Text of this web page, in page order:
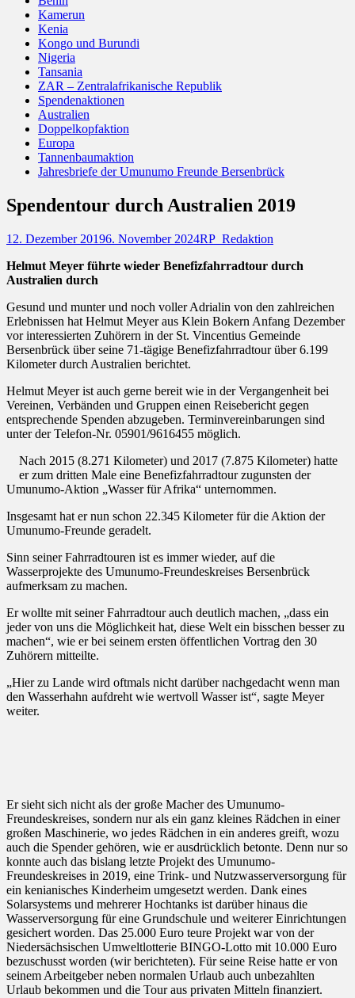
Kamerun
Kenia
Kongo und Burundi
Nigeria
Tansania
ZAR – Zentralafrikanische Republik
Spendenaktionen
Australien
Doppelkopfaktion
Europa
Tannenbaumaktion
Jahresbriefe der Umunumo Freunde Bersenbrück
Spendentour durch Australien 2019
Posted
12. Dezember 20196. November 2024Autor
RP_Redaktion
Helmut Meyer führte wieder Benefizfahrradtour durch
Australien durch
Gesund und munter und noch voller Adrialin von den zahlreichen
Erlebnissen hat Helmut Meyer aus Klein Bokern Anfang Dezember
vor interessierten Zuhörern in der St. Vincentius Gemeinde
Bersenbrück über seine 71-tägige Benefizfahrradtour über 6.199
Kilometer durch Australien berichtet.
Helmut Meyer ist auch gerne bereit wie in der Vergangenheit bei
Vereinen, Verbänden und Gruppen einen Reisebericht gegen
entsprechende Spenden abzugeben. Terminvereinbarungen sind
unter der Telefon-Nr. 05901/9616455 möglich.
Nach 2015 (8.271 Kilometer) und 2017 (7.875 Kilometer) hatte
er zum dritten Male eine Benefizfahrradtour zugunsten der
Umunumo-Aktion „Wasser für Afrika“ unternommen.
Insgesamt hat er nun schon 22.345 Kilometer für die Aktion der
Umunumo-Freunde geradelt.
Sinn seiner Fahrradtouren ist es immer wieder, auf die
Wasserprojekte des Umunumo-Freundeskreises Bersenbrück
aufmerksam zu machen.
Er wollte mit seiner Fahrradtour auch deutlich machen, „dass ein
jeder von uns die Möglichkeit hat, diese Welt ein bisschen besser zu
machen“, wie er bei seinem ersten öffentlichen Vortrag den 30
Zuhörern mitteilte.
„Hier zu Lande wird oftmals nicht darüber nachgedacht wenn man
den Wasserhahn aufdreht wie wertvoll Wasser ist“, sagte Meyer
weiter.
Er sieht sich nicht als der große Macher des Umunumo-
Freundeskreises, sondern nur als ein ganz kleines Rädchen in einer
großen Maschinerie, wo jedes Rädchen in ein anderes greift, wozu
auch die Spender gehören, wie er ausdrücklich betonte. Denn nur so
konnte auch das bislang letzte Projekt des Umunumo-
Freundeskreises in 2019, eine Trink- und Nutzwasserversorgung für
ein kenianisches Kinderheim umgesetzt werden. Dank eines
Solarsystems und mehrerer Hochtanks ist darüber hinaus die
Wasserversorgung für eine Grundschule und weiterer Einrichtungen
gesichert worden. Das 25.000 Euro teure Projekt war von der
Niedersächsischen Umweltlotterie BINGO-Lotto mit 10.000 Euro
bezuschusst worden (wir berichteten). Für seine Reise hatte er von
seinem Arbeitgeber neben normalen Urlaub auch unbezahlten
Urlaub bekommen und die Tour aus privaten Mitteln finanziert.